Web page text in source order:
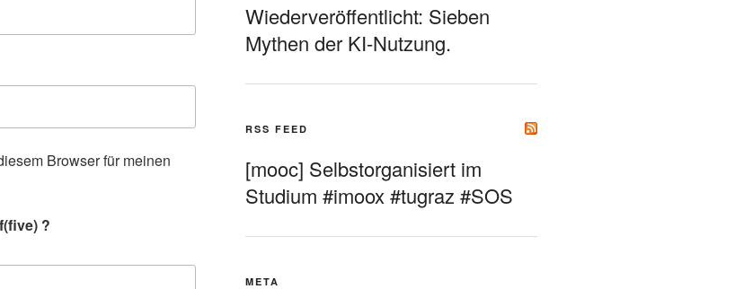
Browser für meinen
?
Wiederveröffentlicht: Sieben
Mythen der KI-Nutzung.
RSS FEED
[mooc] Selbstorganisiert im
Studium #imoox #tugraz #SOS
META